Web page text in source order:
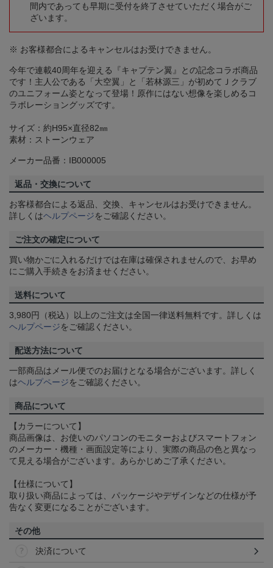
間内であっても早期に受付を終了させていただく場合がご
ざいます。
※ お客様都合によるキャンセルはお受けできません。
今年で連載40周年を迎える『キャプテン翼』との記念コラボ商品
です！主人公である「大空翼」と「若林源三」が初めてＪクラブ
のユニフォーム姿となって登場！原作にはない想像を楽しめるコ
ラボレーショングッズです。
サイズ：約H95×直径82㎜
素材：ストーンウェア
メーカー品番：IB000005
返品・交換について
お客様都合による返品、交換、キャンセルはお受けできません。
詳しくはヘルプページをご確認ください。
ご注文の確定について
買い物かごに入れるだけでは在庫は確保されませんので、お早め
にご購入手続きをお済ませください。
送料について
3,980円（税込）以上のご注文は全国一律送料無料です。詳しくは
ヘルプページをご確認ください。
配送方法について
一部商品はメール便でのお届けとなる場合がございます。詳しく
はヘルプページをご確認ください。
商品について
【カラーについて】
商品画像は、お使いのパソコンのモニターおよびスマートフォン
のメーカー・機種・画面設定等により、実際の商品の色と異なっ
て見える場合がございます。あらかじめご了承ください。
【仕様について】
取り扱い商品によっては、パッケージやデザインなどの仕様が予
告なく変更になることがございます。
その他
決済について